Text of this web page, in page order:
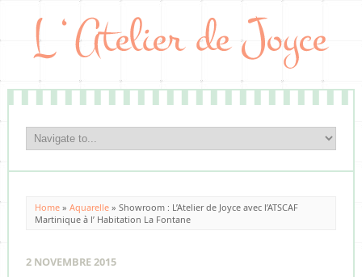
Home »Aquarelle »Showroom : L’Atelier de Joyce avec l’ATSCAF
Martinique à l’ Habitation La Fontane
2 NOVEMBRE 2015